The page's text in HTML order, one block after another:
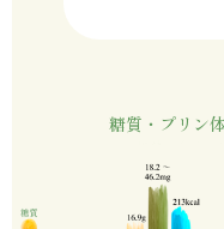
糖質・プリン